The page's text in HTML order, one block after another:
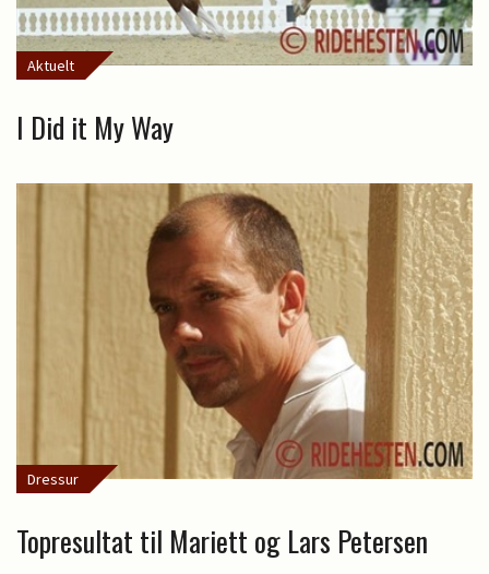
Aktuelt
I Did it My Way
Dressur
Topresultat til Mariett og Lars Petersen